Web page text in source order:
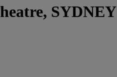
SYDNEY